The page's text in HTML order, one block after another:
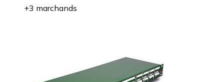
+3 marchands